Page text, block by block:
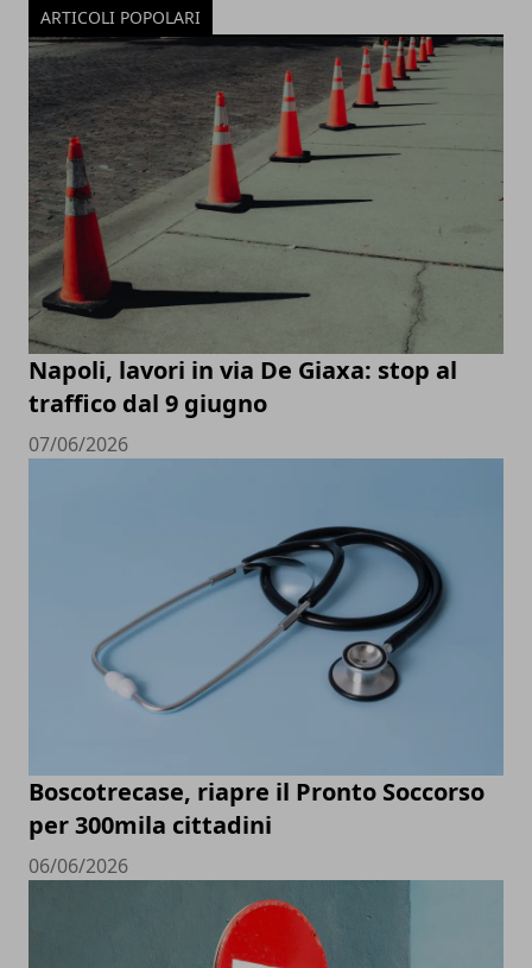
ARTICOLI POPOLARI
Napoli, lavori in via De Giaxa: stop al
traffico dal 9 giugno
07/06/2026
Boscotrecase, riapre il Pronto Soccorso
per 300mila cittadini
06/06/2026